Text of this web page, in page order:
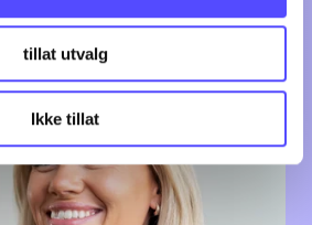
tillat utvalg
Ikke tillat